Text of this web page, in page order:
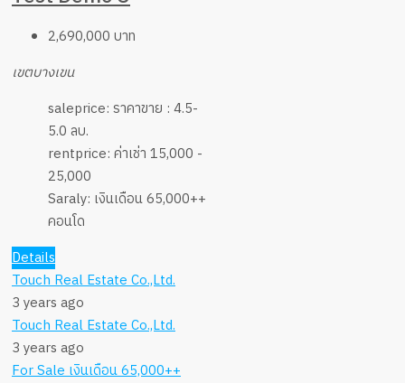
2,690,000 บาท
เขตบางเขน
saleprice: ราคาขาย : 4.5-
5.0 ลบ.
rentprice: ค่าเช่า 15,000 -
25,000
Saraly: เงินเดือน 65,000++
คอนโด
Details
Touch Real Estate Co.,Ltd.
3 years ago
Touch Real Estate Co.,Ltd.
3 years ago
For Saleเงินเดือน 65,000++